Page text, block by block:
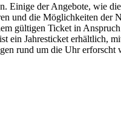
Einige der Angebote, wie
und die Möglichkeiten der
gültigen Ticket in
ein Jahresticket erhältlich,
rund um die Uhr erforscht